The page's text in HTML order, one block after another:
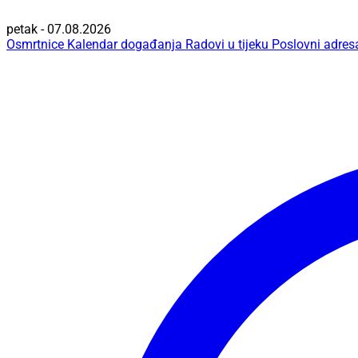
petak - 07.08.2026
Osmrtnice Kalendar događanja Radovi u tijeku Poslovni